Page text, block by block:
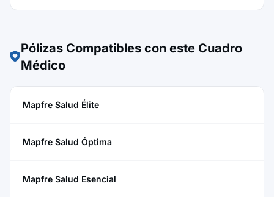
Pólizas Compatibles con este Cuadro
Médico
Mapfre Salud Élite
Mapfre Salud Óptima
Mapfre Salud Esencial